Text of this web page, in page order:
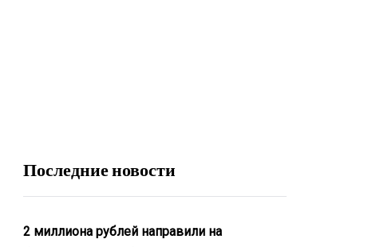
Последние новости
2 миллиона рублей направили на